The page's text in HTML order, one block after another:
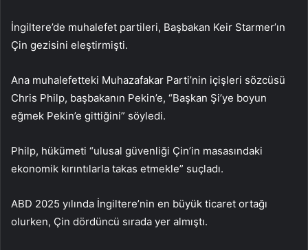
İngiltere’de muhalefet partileri, Başbakan Keir Starmer’ın
Çin gezisini eleştirmişti.
Ana muhalefetteki Muhazafakar Parti’nin içişleri sözcüsü
Chris Philp, başbakanın Pekin’e, “Başkan Şi’ye boyun
eğmek Pekin’e gittiğini” söyledi.
Philp, hükümeti “ulusal güvenliği Çin’in masasındaki
ekonomik kırıntılarla takas etmekle” suçladı.
ABD 2025 yılında İngiltere’nin en büyük ticaret ortağı
olurken, Çin dördüncü sırada yer almıştı.